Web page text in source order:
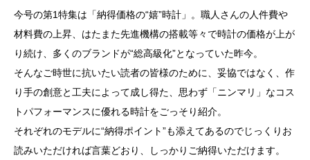
今号の第1特集は「納得価格の“嬉”時計」。職人さんの人件費や
材料費の上昇、はたまた先進機構の搭載等々で時計の価格が上が
り続け、多くのブランドが“総高級化”となっていた昨今。
そんなご時世に抗いたい読者の皆様のために、妥協ではなく、作
り手の創意と工夫によって成し得た、思わず「ニンマリ」なコス
トパフォーマンスに優れる時計をごっそり紹介。
それぞれのモデルに“納得ポイント”も添えてあるのでじっくりお
読みいただければ言葉どおり、しっかりご納得いただけます。